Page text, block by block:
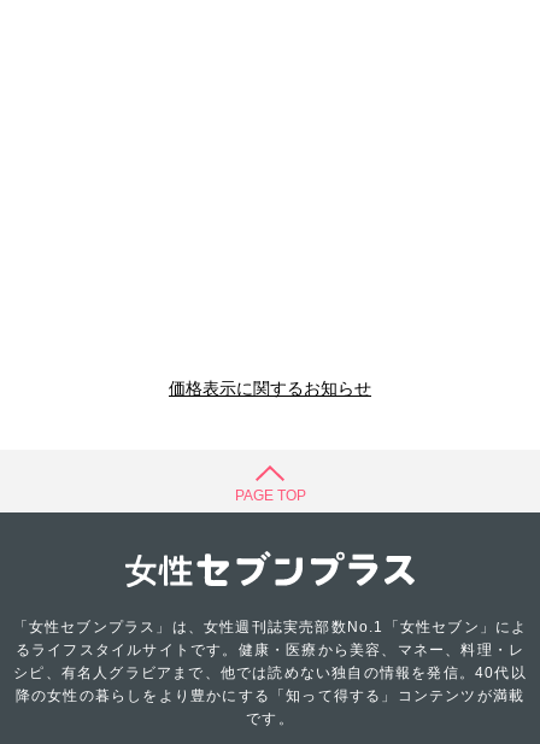
価格表示に関するお知らせ
PAGE TOP
「女性セブンプラス」は、女性週刊誌実売部数No.1「女性セブン」によ
るライフスタイルサイトです。健康・医療から美容、マネー、料理・レ
シピ、有名人グラビアまで、他では読めない独自の情報を発信。40代以
降の女性の暮らしをより豊かにする「知って得する」コンテンツが満載
です。